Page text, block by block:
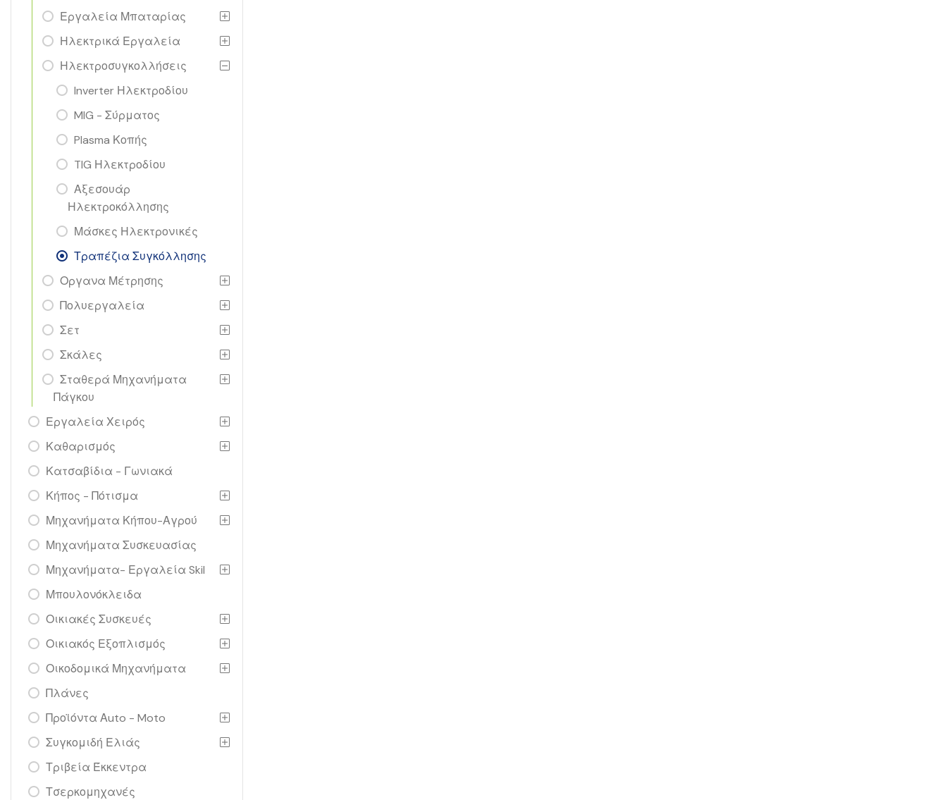
Εργαλεία Μπαταρίας
Ηλεκτρικά Εργαλεία
Ηλεκτροσυγκολλήσεις
Inverter Ηλεκτροδίου
MIG - Σύρματος
Plasma Κοπής
TIG Ηλεκτροδίου
Αξεσουάρ
Ηλεκτροκόλλησης
Μάσκες Ηλεκτρονικές
Τραπέζια Συγκόλλησης
Οργανα Μέτρησης
Πολυεργαλεία
Σετ
Σκάλες
Σταθερά Μηχανήματα
Πάγκου
Εργαλεία Χειρός
Καθαρισμός
Κατσαβίδια - Γωνιακά
Κήπος - Πότισμα
Μηχανήματα Κήπου-Αγρού
Μηχανήματα Συσκευασίας
Μηχανήματα- Εργαλεία Skil
Μπουλονόκλειδα
Οικιακές Συσκευές
Οικιακός Εξοπλισμός
Οικοδομικά Μηχανήματα
Πλάνες
Προϊόντα Αuto - Moto
Συγκομιδή Ελιάς
Τριβεία Έκκεντρα
Τσερκομηχανές